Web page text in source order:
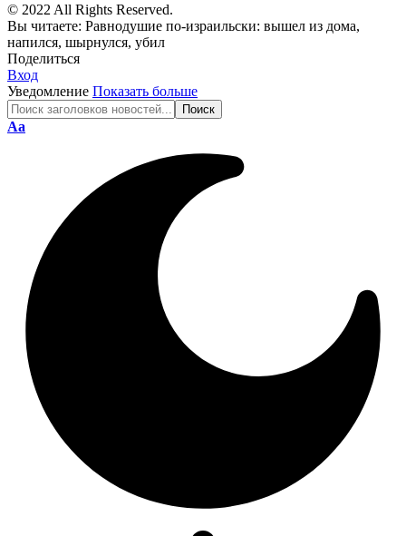
© 2022 All Rights Reserved.
Вы читаете: Равнодушие по-израильски: вышел из дома,
напился, шырнулся, убил
Поделиться
Вход
Уведомление Показать больше
Изменение
Аа